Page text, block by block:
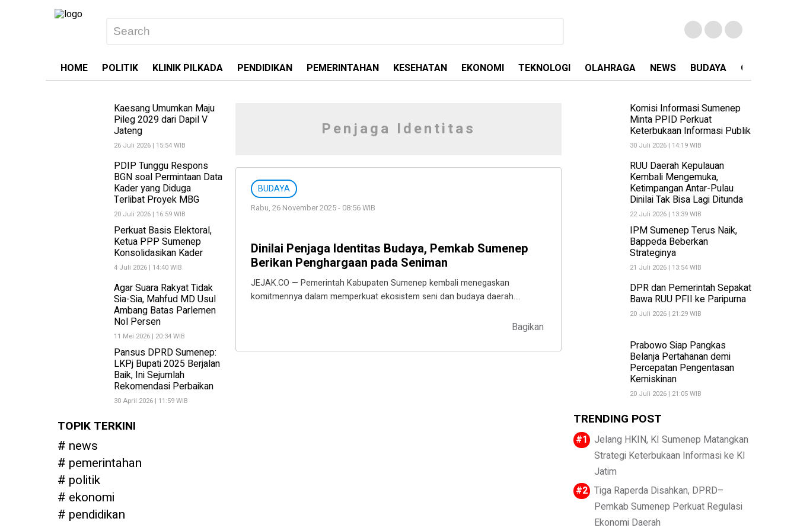
HOME POLITIK KLINIK PILKADA PENDIDIKAN PEMERINTAHAN KESEHATAN EKONOMI TEKNOLOGI OLAHRAGA NEWS BUDAYA OPINI
Kaesang Umumkan Maju
Pileg 2029 dari Dapil V
Jateng
26 Juli 2026 | 15:54 WIB
PDIP Tunggu Respons
BGN soal Permintaan Data
Kader yang Diduga
Terlibat Proyek MBG
20 Juli 2026 | 16:59 WIB
Perkuat Basis Elektoral,
Ketua PPP Sumenep
Konsolidasikan Kader
4 Juli 2026 | 14:40 WIB
Agar Suara Rakyat Tidak
Sia-Sia, Mahfud MD Usul
Ambang Batas Parlemen
Nol Persen
11 Mei 2026 | 20:34 WIB
Pansus DPRD Sumenep:
LKPj Bupati 2025 Berjalan
Baik, Ini Sejumlah
Rekomendasi Perbaikan
30 April 2026 | 11:59 WIB
TOPIK TERKINI
news
pemerintahan
politik
ekonomi
pendidikan
Penjaga Identitas
BUDAYA
Rabu, 26 November 2025 - 08:56 WIB
Dinilai Penjaga Identitas Budaya, Pemkab Sumenep
Berikan Penghargaan pada Seniman
JEJAK.CO — Pemerintah Kabupaten Sumenep kembali menegaskan
komitmennya dalam memperkuat ekosistem seni dan budaya daerah….
Bagikan
Komisi Informasi Sumenep
Minta PPID Perkuat
Keterbukaan Informasi Publik
30 Juli 2026 | 14:19 WIB
RUU Daerah Kepulauan
Kembali Mengemuka,
Ketimpangan Antar-Pulau
Dinilai Tak Bisa Lagi Ditunda
22 Juli 2026 | 13:39 WIB
IPM Sumenep Terus Naik,
Bappeda Beberkan
Strateginya
21 Juli 2026 | 13:54 WIB
DPR dan Pemerintah Sepakat
Bawa RUU PFII ke Paripurna
20 Juli 2026 | 21:29 WIB
Prabowo Siap Pangkas
Belanja Pertahanan demi
Percepatan Pengentasan
Kemiskinan
20 Juli 2026 | 21:05 WIB
TRENDING POST
Jelang HKIN, KI Sumenep Matangkan
Strategi Keterbukaan Informasi ke KI
Jatim
Tiga Raperda Disahkan, DPRD–
Pemkab Sumenep Perkuat Regulasi
Ekonomi Daerah